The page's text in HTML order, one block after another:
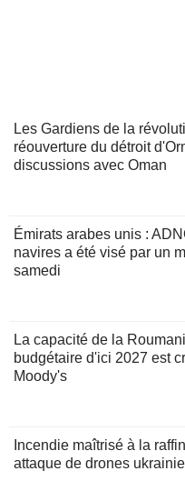
Les Gardiens de la
réouverture du détroit
discussions avec Oman
Émirats arabes unis :
navires a été visé par un
samedi
La capacité de la
budgétaire d'ici 2027 est
Moody's
Incendie maîtrisé à la
attaque de drones